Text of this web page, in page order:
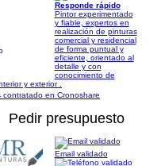
Responde rápido
Pintor experimentado
y fiable, expertos en
realización de pinturas
comercial y residencial
de forma puntual y
eficiente, orientado al
detalle y con
conocimiento de
y exterior .
contratado en Cronoshare
Pedir presupuesto
Email validado